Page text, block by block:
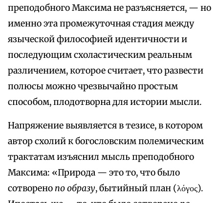
преподобного Максима не разъясняется, — но
именно эта промежуточная стадия между
языческой философией идентичности и
последующим схоластическим реальным
различением, которое считает, что развести
полюсы можно чрезвычайно простым
способом, плодотворна для истории мысли.
Напряжение выявляется в тезисе, в котором
автор схолий к богословским полемическим
трактатам изъяснил мысль преподобного
Максима: «Природа — это то, что было
сотворено по образу, бытийный план (λόγος).